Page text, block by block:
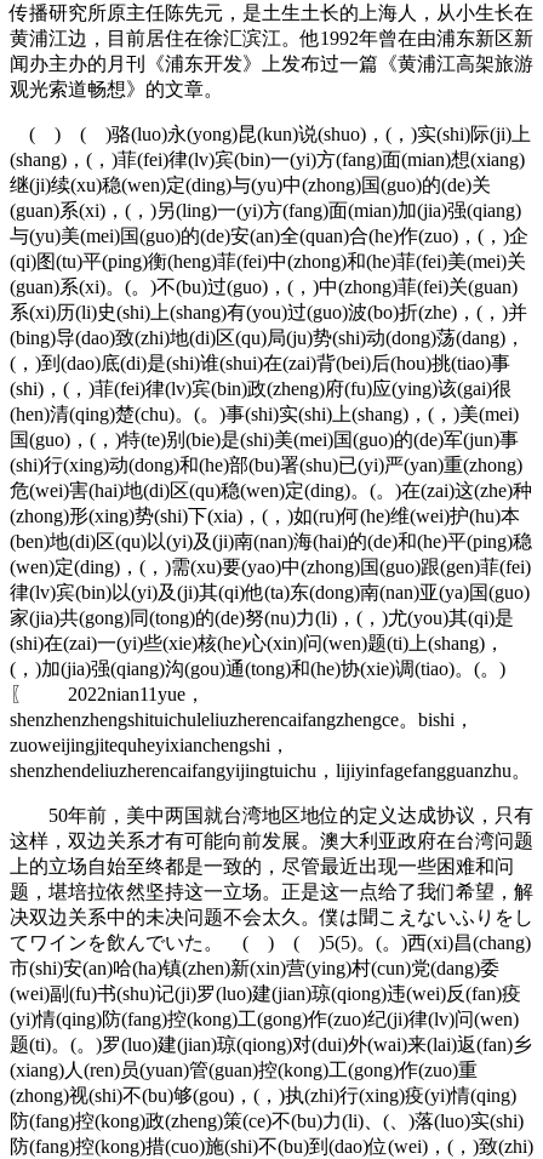
传播研究所原主任陈先元，是土生土长的上海人，从小生长在
黄浦江边，目前居住在徐汇滨江。他1992年曾在由浦东新区新
闻办主办的月刊《浦东开发》上发布过一篇《黄浦江高架旅游
观光索道畅想》的文章。
( ) ( )骆(luo)永(yong)昆(kun)说(shuo)，(，)实(shi)际(ji)上
(shang)，(，)菲(fei)律(lv)宾(bin)一(yi)方(fang)面(mian)想(xiang)
继(ji)续(xu)稳(wen)定(ding)与(yu)中(zhong)国(guo)的(de)关
(guan)系(xi)，(，)另(ling)一(yi)方(fang)面(mian)加(jia)强(qiang)
与(yu)美(mei)国(guo)的(de)安(an)全(quan)合(he)作(zuo)，(，)企
(qi)图(tu)平(ping)衡(heng)菲(fei)中(zhong)和(he)菲(fei)美(mei)关
(guan)系(xi)。(。)不(bu)过(guo)，(，)中(zhong)菲(fei)关(guan)
系(xi)历(li)史(shi)上(shang)有(you)过(guo)波(bo)折(zhe)，(，)并
(bing)导(dao)致(zhi)地(di)区(qu)局(ju)势(shi)动(dong)荡(dang)，
(，)到(dao)底(di)是(shi)谁(shui)在(zai)背(bei)后(hou)挑(tiao)事
(shi)，(，)菲(fei)律(lv)宾(bin)政(zheng)府(fu)应(ying)该(gai)很
(hen)清(qing)楚(chu)。(。)事(shi)实(shi)上(shang)，(，)美(mei)
国(guo)，(，)特(te)别(bie)是(shi)美(mei)国(guo)的(de)军(jun)事
(shi)行(xing)动(dong)和(he)部(bu)署(shu)已(yi)严(yan)重(zhong)
危(wei)害(hai)地(di)区(qu)稳(wen)定(ding)。(。)在(zai)这(zhe)种
(zhong)形(xing)势(shi)下(xia)，(，)如(ru)何(he)维(wei)护(hu)本
(ben)地(di)区(qu)以(yi)及(ji)南(nan)海(hai)的(de)和(he)平(ping)稳
(wen)定(ding)，(，)需(xu)要(yao)中(zhong)国(guo)跟(gen)菲(fei)
律(lv)宾(bin)以(yi)及(ji)其(qi)他(ta)东(dong)南(nan)亚(ya)国(guo)
家(jia)共(gong)同(tong)的(de)努(nu)力(li)，(，)尤(you)其(qi)是
(shi)在(zai)一(yi)些(xie)核(he)心(xin)问(wen)题(ti)上(shang)，
(，)加(jia)强(qiang)沟(gou)通(tong)和(he)协(xie)调(tiao)。(。)
〖 2022nian11yue，
shenzhenzhengshituichuleliuzherencaifangzhengce。bishi，
zuoweijingjitequheyixianchengshi，
shenzhendeliuzherencaifangyijingtuichu，lijiyinfagefangguanzhu。
50年前，美中两国就台湾地区地位的定义达成协议，只有
这样，双边关系才有可能向前发展。澳大利亚政府在台湾问题
上的立场自始至终都是一致的，尽管最近出现一些困难和问
题，堪培拉依然坚持这一立场。正是这一点给了我们希望，解
决双边关系中的未决问题不会太久。僕は聞こえないふりをし
てワインを飲んでいた。 ( ) ( )5(5)。(。)西(xi)昌(chang)
市(shi)安(an)哈(ha)镇(zhen)新(xin)营(ying)村(cun)党(dang)委
(wei)副(fu)书(shu)记(ji)罗(luo)建(jian)琼(qiong)违(wei)反(fan)疫
(yi)情(qing)防(fang)控(kong)工(gong)作(zuo)纪(ji)律(lv)问(wen)
题(ti)。(。)罗(luo)建(jian)琼(qiong)对(dui)外(wai)来(lai)返(fan)乡
(xiang)人(ren)员(yuan)管(guan)控(kong)工(gong)作(zuo)重
(zhong)视(shi)不(bu)够(gou)，(，)执(zhi)行(xing)疫(yi)情(qing)
防(fang)控(kong)政(zheng)策(ce)不(bu)力(li)、(、)落(luo)实(shi)
防(fang)控(kong)措(cuo)施(shi)不(bu)到(dao)位(wei)，(，)致(zhi)